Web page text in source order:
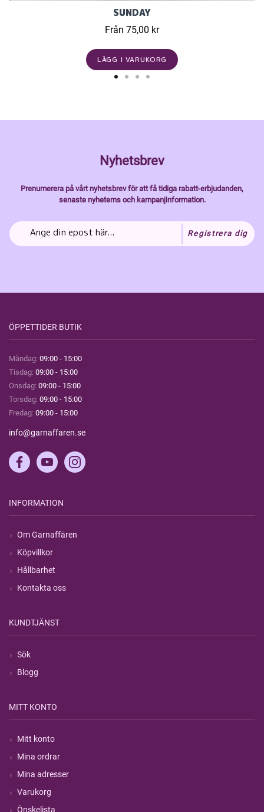
SUNDAY
Från 75,00 kr
LÄGG I VARUKORG
Nyhetsbrev
Prenumerera på vårt nyhetsbrev för att få tidiga rabatt-erbjudanden,
senaste nyheterns och kampanjinformation.
Registrera dig
ÖPPETTIDER BUTIK
Måndag: 09:00 - 15:00
Tisdag: 09:00 - 15:00
Onsdag: 09:00 - 15:00
Torsdag: 09:00 - 15:00
Fredag: 09:00 - 15:00
info@garnaffaren.se
INFORMATION
Om Garnaffären
Köpvillkor
Hållbarhet
Kontakta oss
KUNDTJÄNST
Sök
Blogg
MITT KONTO
Mitt konto
Mina ordrar
Mina adresser
Varukorg
Önskelista